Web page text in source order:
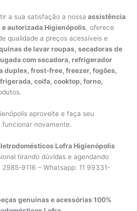
a sua satisfação a nossa assistência
autorizada Higienópolis, oferece
qualidade a preços acessíveis e
de lavar roupas, secadoras de
com secadora, refrigerador
duplex, frost-free, freezer, fogões,
coifa, cooktop, forno,
aproveite e faça seu
funcionar novamente.
Lofra Higienópolis
tirando dúvidas e agendando
9116 – Whatsapp: 11 99331-
genuínas e acessórias 100%